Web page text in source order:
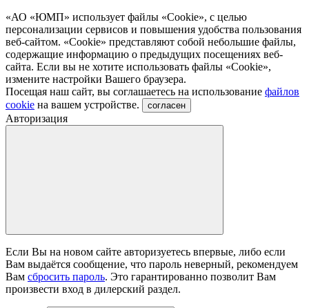
«АО «ЮМП» использует файлы «Сookie», с целью
персонализации сервисов и повышения удобства пользования
веб-сайтом. «Cookie» представляют собой небольшие файлы,
содержащие информацию о предыдущих посещениях веб-
сайта. Если вы не хотите использовать файлы «Сookie»,
измените настройки Вашего браузера.
Посещая наш сайт, вы соглашаетесь на использование файлов
cookie на вашем устройстве. согласен
Авторизация
Если Вы на новом сайте авторизуетесь впервые, либо если
Вам выдаётся сообщение, что пароль неверный, рекомендуем
Вам сбросить пароль. Это гарантированно позволит Вам
произвести вход в дилерский раздел.